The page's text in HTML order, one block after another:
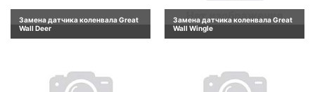
Замена датчика коленвала Great
Wall Deer
Замена датчика коленвала Great
Wall Wingle